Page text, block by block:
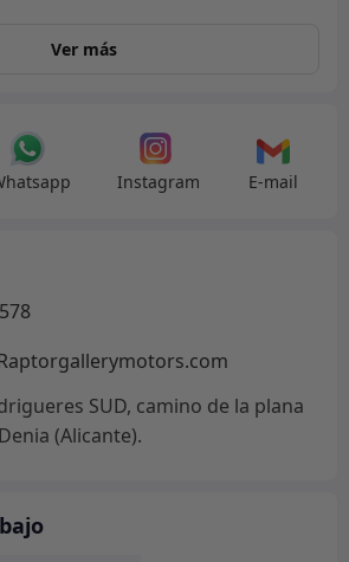
Ver más
Instagram E-mail
SUD, camino de la plana
(Alicante).